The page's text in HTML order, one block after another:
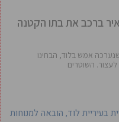
ברכב את בתו הקטנה
אמש בלוד, הבחינו
השוטרים